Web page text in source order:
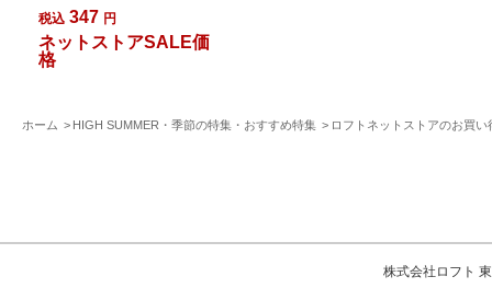
グレープ
税込 347 円
ネットストアSALE価
格
ホーム HIGH SUMMER・季節の特集・おすすめ特集 ロフトネットストアのお買い
株式会社ロフト